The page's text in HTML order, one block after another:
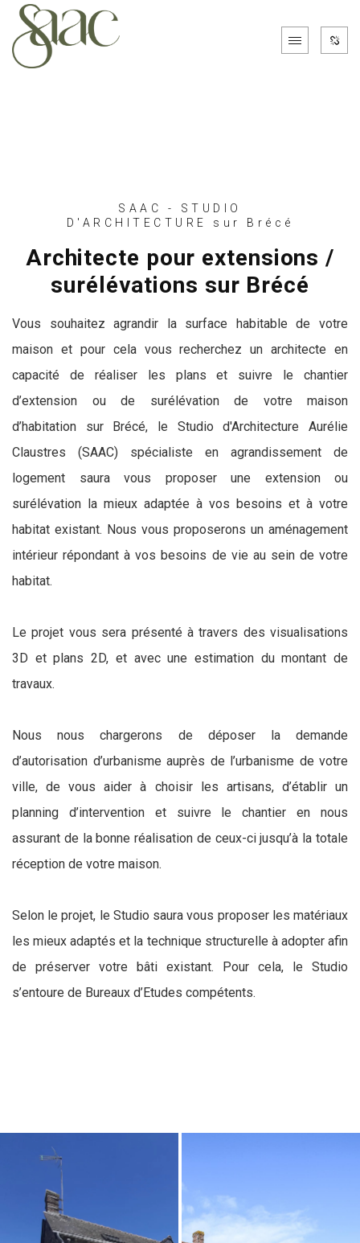
SAAC - STUDIO
D'ARCHITECTURE sur Brécé
Architecte pour extensions /
surélévations sur Brécé
Vous souhaitez agrandir la surface habitable de votre
maison et pour cela vous recherchez un architecte en
capacité de réaliser les plans et suivre le chantier
d’extension ou de surélévation de votre maison
d’habitation sur Brécé, le Studio d'Architecture Aurélie
Claustres (SAAC) spécialiste en agrandissement de
logement saura vous proposer une extension ou
surélévation la mieux adaptée à vos besoins et à votre
habitat existant. Nous vous proposerons un aménagement
intérieur répondant à vos besoins de vie au sein de votre
habitat.
Le projet vous sera présenté à travers des visualisations
3D et plans 2D, et avec une estimation du montant de
travaux.
Nous nous chargerons de déposer la demande
d’autorisation d’urbanisme auprès de l’urbanisme de votre
ville, de vous aider à choisir les artisans, d’établir un
planning d’intervention et suivre le chantier en nous
assurant de la bonne réalisation de ceux-ci jusqu’à la totale
réception de votre maison.
Selon le projet, le Studio saura vous proposer les matériaux
les mieux adaptés et la technique structurelle à adopter afin
de préserver votre bâti existant. Pour cela, le Studio
s’entoure de Bureaux d’Etudes compétents.